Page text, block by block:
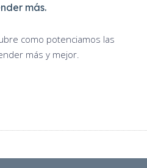
más.
como potenciamos las
más y mejor.